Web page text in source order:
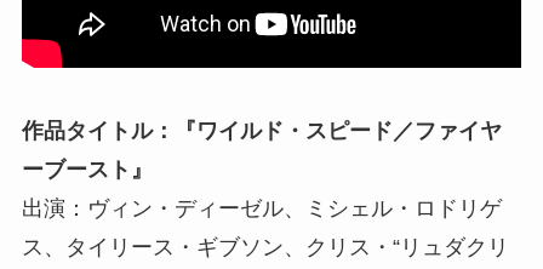
作品タイトル：『ワイルド・スピード／ファイヤ
ーブースト』
出演：ヴィン・ディーゼル、ミシェル・ロドリゲ
ス、タイリース・ギブソン、クリス・“リュダクリ